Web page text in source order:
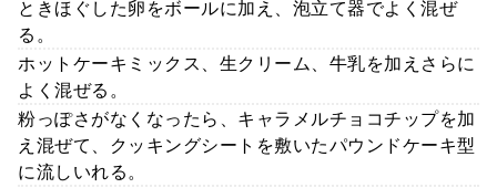
ときほぐした卵をボールに加え、泡立て器でよく混ぜ
る。
ホットケーキミックス、生クリーム、牛乳を加えさらに
よく混ぜる。
粉っぽさがなくなったら、キャラメルチョコチップを加
え混ぜて、クッキングシートを敷いたパウンドケーキ型
に流しいれる。